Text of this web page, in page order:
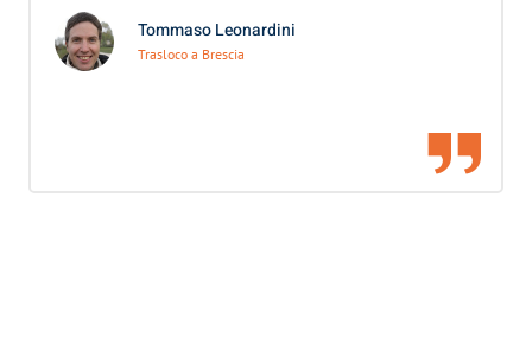
Tommaso Leonardini
Trasloco a Brescia